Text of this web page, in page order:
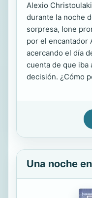
Alexio
durante la noche
sorpresa, Ione
por el encantador
acercando el día
cuenta de que iba
decisión. ¿Cómo
Una noche